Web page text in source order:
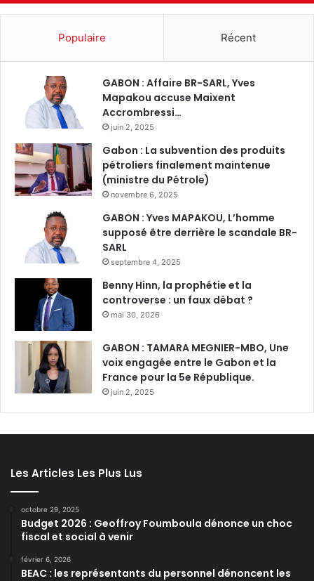
Populaire Récent
GABON : Affaire BR-SARL, Yves
Mapakou accuse Maixent
Accrombressi…
juin 2, 2025
Gabon : La subvention des produits
pétroliers finalement maintenue
(ministre du Pétrole)
novembre 6, 2025
GABON : Yves MAPAKOU, L’homme
supposé être derrière le scandale BR-
SARL
septembre 4, 2025
Benny Hinn, la prophétie et la
controverse : un faux débat ?
mai 30, 2026
GABON : TAMARA MEGNIER-MBO, Une
voix engagée entre le Gabon et la
France pour la 5e République.
juin 2, 2025
Les Articles Les Plus Lus
octobre 29, 2025
Budget 2026 : Geoffroy Foumboula dénonce un choc
fiscal et social à venir
février 6, 2026
BEAC : les représentants du personnel dénoncent les